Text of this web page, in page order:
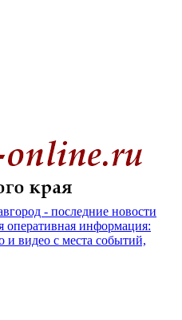
- последние новости
оперативная информация:
и видео с места событий,